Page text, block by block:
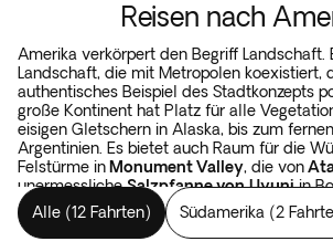
Reisen nach
Amerika verkörpert den Begriff Landschaft.
Landschaft, die mit Metropolen koexistiert,
authentisches Beispiel des Stadtkonzepts
große Kontinent hat Platz für alle
eisigen Gletschern in Alaska, bis zum
Argentinien. Es bietet auch Raum für die
Felstürme in Monument Valley, die von
unermesslicheSalzpfanne von Uyuniin
Rundreisen durch Amerika findet man
die im Yellowstone-Nationalpark, die
die unberührten Lärchen, die zwischen
Alle (12 Fahrten) Südamerika (2